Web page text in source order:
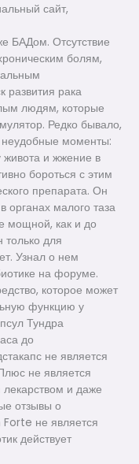
сайт,
БАДом. Отсутствие
болям,
развития рака
людям, которые
Редко бывало,
моменты:
живота и жжение в
бороться с этим
препарата. Он
органах малого таза
мощной, как и до
для
Узнал о нем
на форуме.
которое может
функцию у
Тундра
до
не является
не является
лекарством и даже
отзывы о
не является
действует